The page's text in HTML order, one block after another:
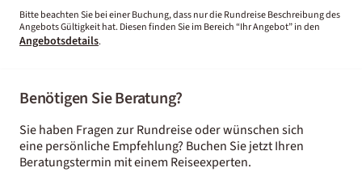
Bitte beachten Sie bei einer Buchung, dass nur die Rundreise Beschreibung des
Angebots Gültigkeit hat. Diesen finden Sie im Bereich “Ihr Angebot” in den
Angebotsdetails.
Benötigen Sie Beratung?
Sie haben Fragen zur Rundreise oder wünschen sich
eine persönliche Empfehlung? Buchen Sie jetzt Ihren
Beratungstermin mit einem Reiseexperten.